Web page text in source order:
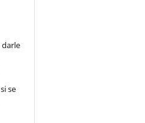
darle
se